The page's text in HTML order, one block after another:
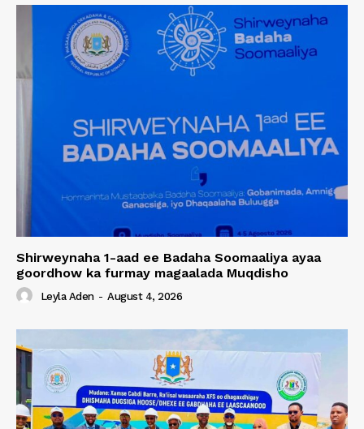
Shirweynaha 1-aad ee Badaha Soomaaliya ayaa
goordhow ka furmay magaalada Muqdisho
Leyla Aden - August 4, 2026